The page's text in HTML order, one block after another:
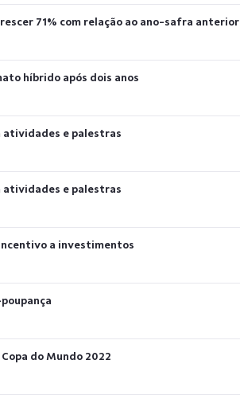
71% com relação ao ano-safra anterior
híbrido após dois anos
atividades e palestras
atividades e palestras
a investimentos
do Mundo 2022